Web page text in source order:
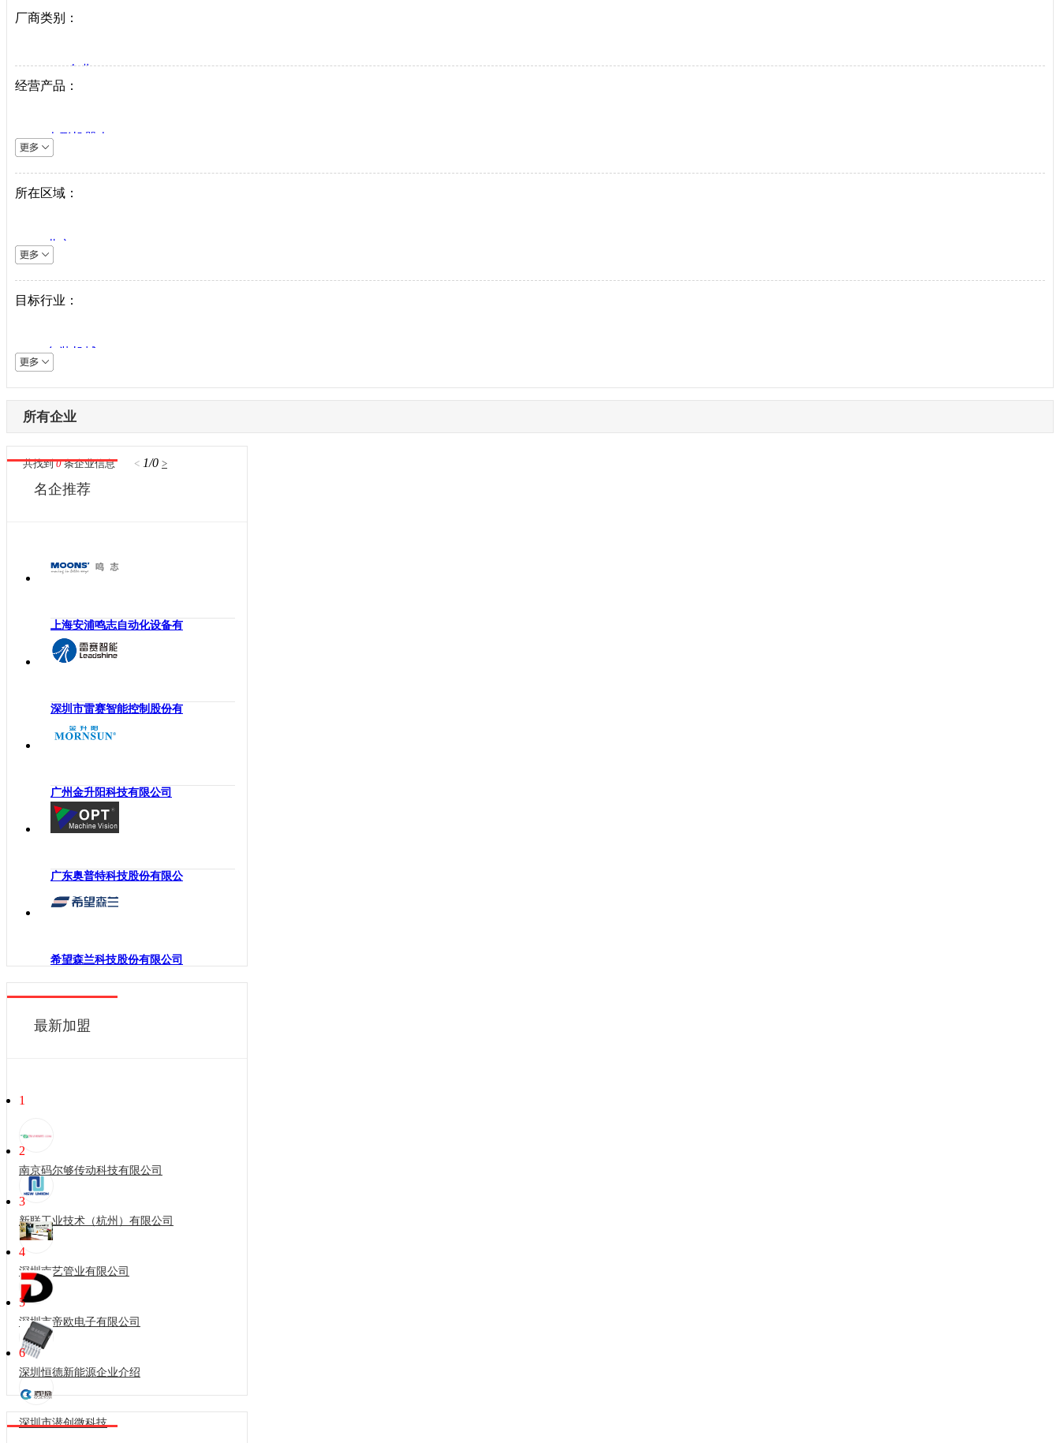
厂商类别：
VIP企业
生产商
系统集成商
经营产品：
人形机器人
逆变器
机床设备
直驱驱动器
工业机器人
伺服电机
中低压变频器
工业以太网
激光设备
其他机械设备
机器视觉
高压变频器
伺服驱动器
电气连接
传感器
运动控制
低压电器
工业交换机
机械传动
工业通讯
机柜
执行机构
电力电子
工业电机
所在区域：
北京
上海
天津
山西
内蒙古
辽宁
吉林
黑龙江
江苏
江西
河南
湖北
广西
海南
贵州
云南
西藏
甘肃
青海
新疆
澳门
台湾
目标行业：
包装机械
采矿机械
电子制造
纺织机械
供水处理
轨道交通
机床工具
起重机械
风电光伏
烟草机械
印刷机械
物流仓储
所有企业
共找到 0 条企业信息 < 1/0 >
名企推荐
上海安浦鸣志自动化设备有
深圳市雷赛智能控制股份有
广州金升阳科技有限公司
广东奥普特科技股份有限公
希望森兰科技股份有限公司
最新加盟
1
南京码尔够传动科技有限公司
2
新联工业技术（杭州）有限公司
3
深圳南艺管业有限公司
4
深圳市帝欧电子有限公司
5
深圳恒德新能源企业介绍
6
深圳市潜创微科技